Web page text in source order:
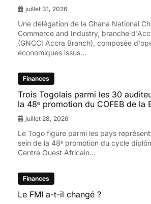
juillet 31, 2026
Une délégation de la Ghana National
Commerce and Industry, branche
(GNCCI Accra Branch), composée
économiques issus...
Finances
Trois Togolais parmi les 30
la 48ᵉ promotion du COFEB de la
juillet 28, 2026
Le Togo figure parmi les pays
sein de la 48ᵉ promotion du cycle
Centre Ouest Africain...
Finances
Le FMI a-t-il changé ?